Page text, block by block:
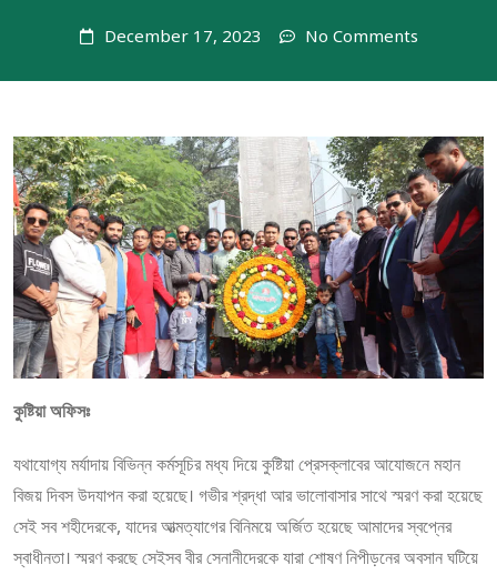
December 17, 2023 No Comments
কুষ্টিয়া অফিসঃ
যথাযোগ্য মর্যাদায় বিভিন্ন কর্মসূচির মধ্য দিয়ে কুষ্টিয়া প্রেসক্লাবের আযোজনে মহান
বিজয় দিবস উদযাপন করা হয়েছে। গভীর শ্রদ্ধা আর ভালোবাসার সাথে স্মরণ করা হয়েছে
সেই সব শহীদেরকে, যাদের আত্মত্যাগের বিনিময়ে অর্জিত হয়েছে আমাদের স্বপ্নের
স্বাধীনতা। স্মরণ করছে সেইসব বীর সেনানীদেরকে যারা শোষণ নিপীড়নের অবসান ঘটিয়ে